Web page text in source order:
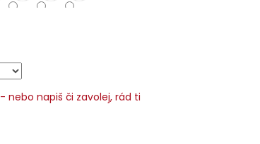
- nebo napiš či zavolej, rád ti